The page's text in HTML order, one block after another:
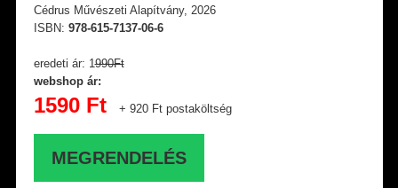
Cédrus Művészeti Alapítvány, 2026
ISBN: 978-615-7137-06-6
eredeti ár: 1990Ft
webshop ár:
1590 Ft + 920 Ft postaköltség
MEGRENDELÉS